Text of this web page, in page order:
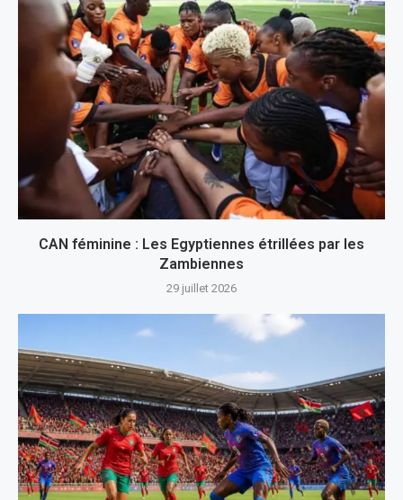
CAN féminine : Les Egyptiennes étrillées par les
Zambiennes
29 juillet 2026